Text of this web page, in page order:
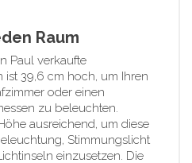
Raum
Paul verkaufte
ist 39,6 cm hoch, um Ihren
oder einen
zu beleuchten.
ausreichend, um diese
Stimmungslicht
einzusetzen. Die